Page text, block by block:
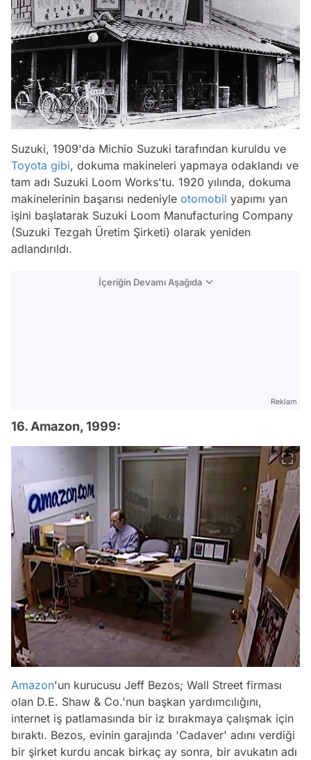
Suzuki, 1909'da Michio Suzuki tarafından kuruldu ve
Toyota gibi, dokuma makineleri yapmaya odaklandı ve
tam adı Suzuki Loom Works'tu. 1920 yılında, dokuma
makinelerinin başarısı nedeniyle otomobil yapımı yan
işini başlatarak Suzuki Loom Manufacturing Company
(Suzuki Tezgah Üretim Şirketi) olarak yeniden
adlandırıldı.
İçeriğin Devamı Aşağıda
Reklam
16. Amazon, 1999:
Amazon'un kurucusu Jeff Bezos; Wall Street firması
olan D.E. Shaw & Co.'nun başkan yardımcılığını,
internet iş patlamasında bir iz bırakmaya çalışmak için
bıraktı. Bezos, evinin garajında 'Cadaver' adını verdiği
bir şirket kurdu ancak birkaç ay sonra, bir avukatın adı